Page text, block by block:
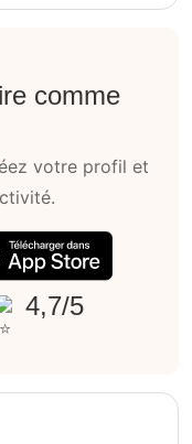
comme
votre profil et
4,7/5